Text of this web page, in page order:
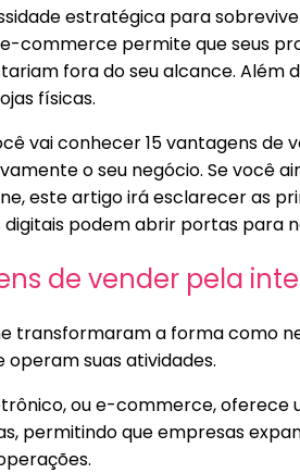
estratégica para
commerce permite que seus
fora do seu alcance. Além
físicas.
vai conhecer 15 vantagens
o seu negócio. Se você
este artigo irá esclarecer as
podem abrir portas para
de vender pela
transformaram a forma como
operam suas atividades.
ou e-commerce, oferece
permitindo que empresas